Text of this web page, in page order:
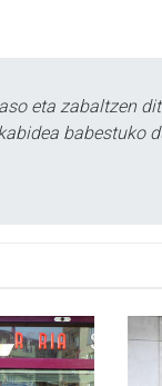
eta zabaltzen
babestuko